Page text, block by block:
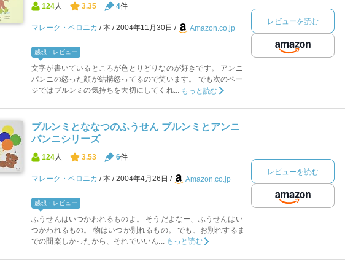
124人 3.35 4件
マレーク・ベロニカ 本 2004年11月30日 Amazon.co.jp
感想・レビュー
文字が書いているところが色とりどりなのが好きです。 アンニ
パンニの怒った顔が結構怒ってるので笑います。 でも次のペー
ジではブルンミの気持ちを大切にしてくれ... もっと読む
レビューを読む
ブルンミとななつのふうせん ブルンミとアンニ
パンニシリーズ
124 人 3.53 6件
マレーク・ベロニカ 本 2004年4月26日 Amazon.co.jp
感想・レビュー
ふうせんはいつかわれるものよ。 そうだよなー、ふうせんはい
つかわれるもの。 物はいつか別れるもの。 でも、お別れするま
での間楽しかったから、それでいいん...
もっと読む
レビューを読む